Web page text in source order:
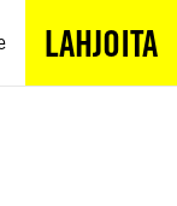
LAHJOITA